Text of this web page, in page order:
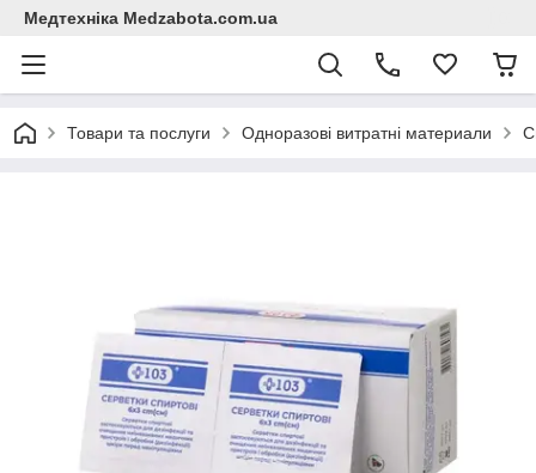
Медтехніка Medzabota.com.ua
Товари та послуги Одноразові витратні материали